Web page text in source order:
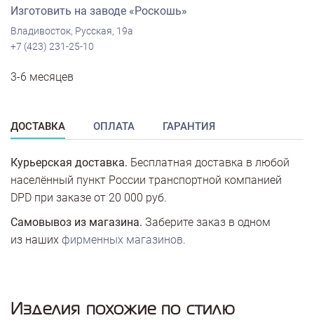
Изготовить на заводе «Роскошь»
Владивосток, Русская, 19а
+7 (423) 231-25-10
3-6 месяцев
ДОСТАВКА ОПЛАТА ГАРАНТИЯ
Курьерская доставка. Бесплатная доставка в любой
населённый пункт России транспортной компанией
DPD при заказе от 20 000 руб.
Самовывоз из магазина. Заберите заказ в одном
из наших фирменных магазинов.
Изделия похожие по стилю